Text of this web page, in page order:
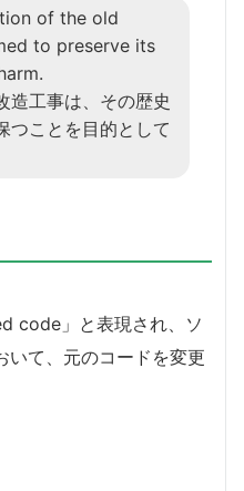
of the old
to preserve its
造工事は、その歴史
つことを目的として
code」と表現され、ソ
いて、元のコードを変更